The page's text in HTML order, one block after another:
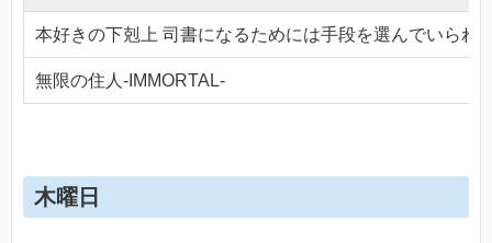
本好きの下剋上 司書になるためには手段を選んでいられ
無限の住人-IMMORTAL-
木曜日